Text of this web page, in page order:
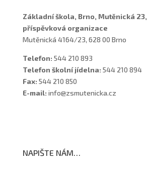
Základní škola, Brno, Mutěnická 23,
příspěvková organizace
Mutěnická 4164/23, 628 00 Brno
Telefon: 544 210 893
Telefon školní jídelna: 544 210 894
Fax: 544 210 850
E-mail: info@zsmutenicka.cz
NAPIŠTE NÁM…